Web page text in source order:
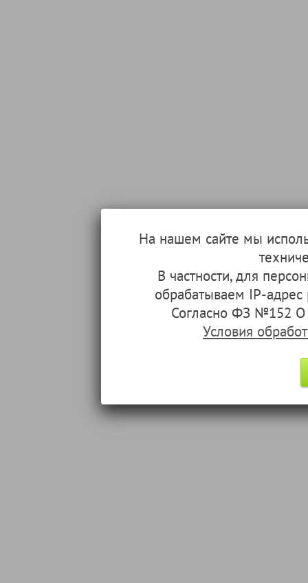
На нашем сайте мы
В частности, для
обрабатываем IP-
Согласно ФЗ №152 О
Условия